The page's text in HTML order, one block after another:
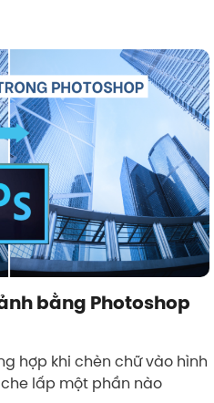
bằng Photoshop
hợp khi chèn chữ vào hình
lấp một phần nào